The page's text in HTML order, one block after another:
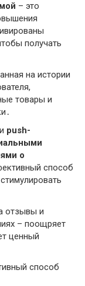
– это
получать
на истории
товары и
push-
о
способ
отзывы и
– поощряет
ценный
способ